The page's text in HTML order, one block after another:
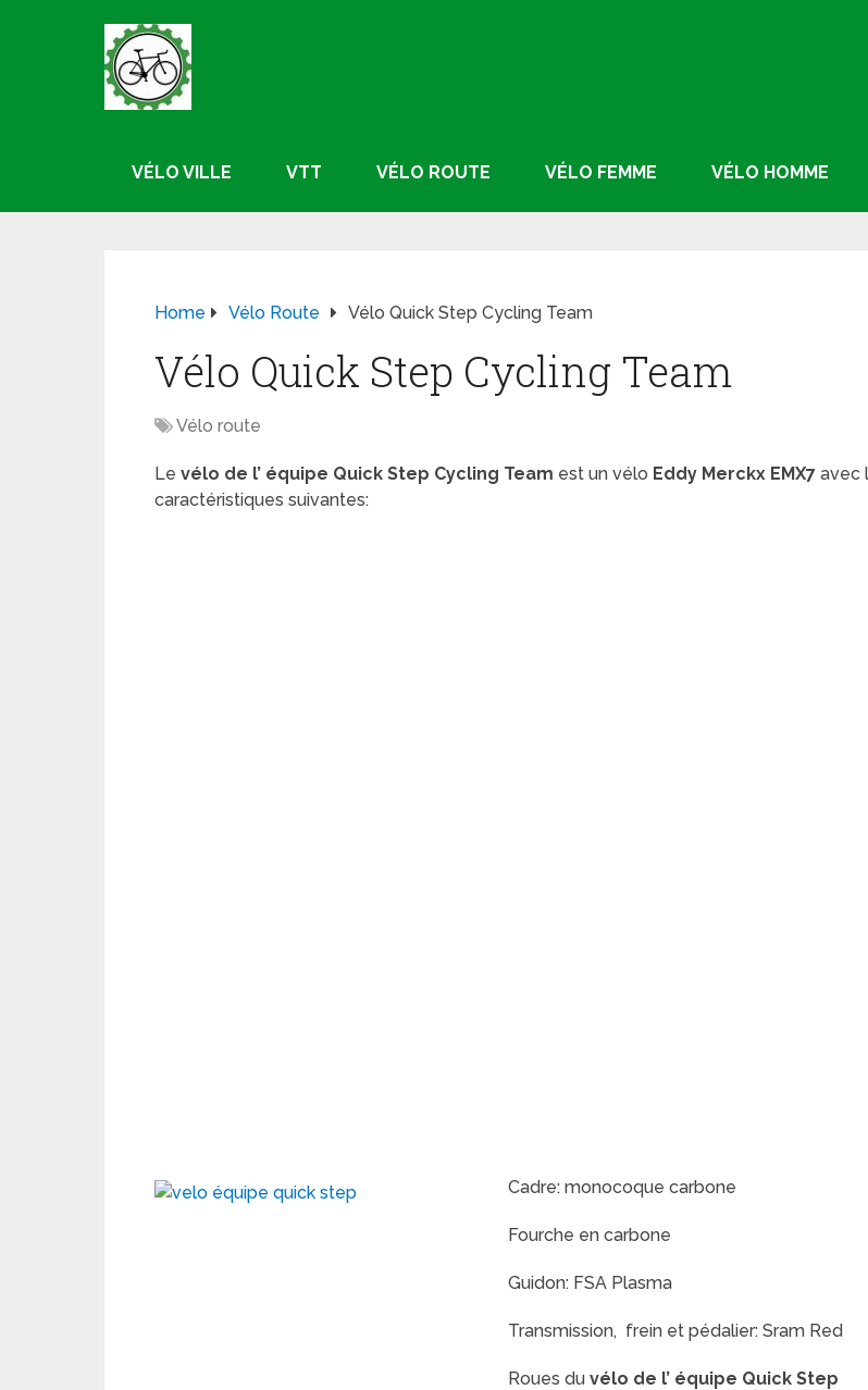
VÉLO VILLE VTT VÉLO ROUTE VÉLO FEMME VÉLO HOMME
Home Vélo Route Vélo Quick Step Cycling Team
Vélo Quick Step Cycling Team
Vélo route
Le vélo de l’ équipe Quick Step Cycling Team est un vélo Eddy Merckx EMX7 avec
caractéristiques suivantes:
Cadre: monocoque carbone
Fourche en carbone
Guidon: FSA Plasma
Transmission, frein et pédalier: Sram Red
Roues duvélo de l’ équipe Quick Step